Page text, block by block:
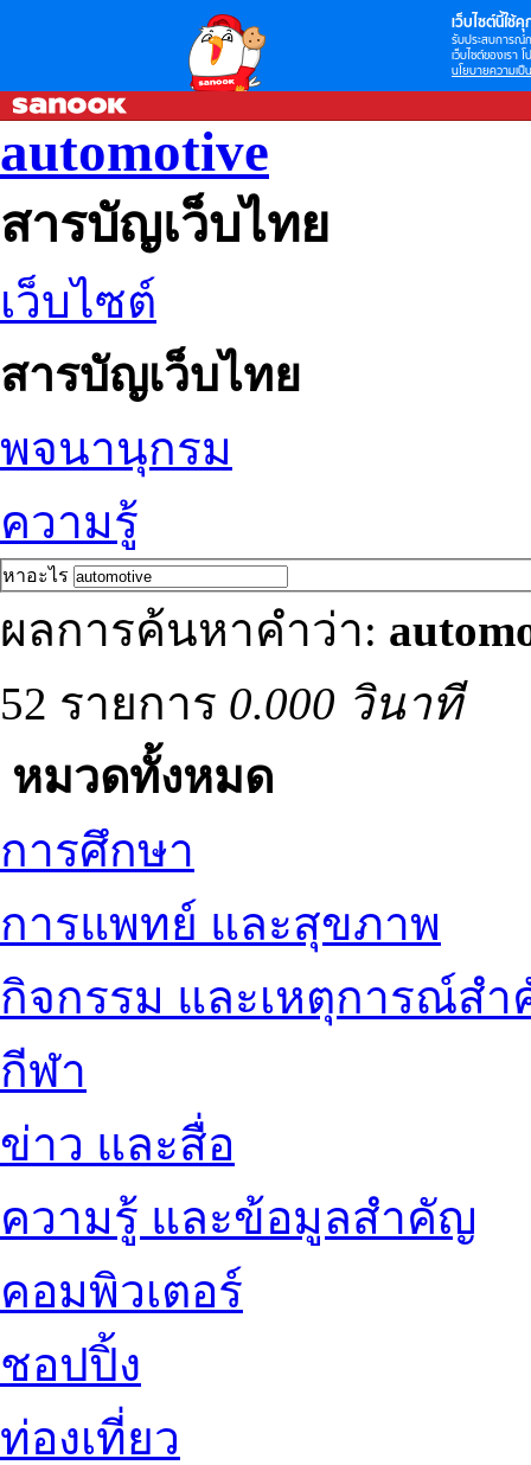
เว็บไซต์นี้ใช้คุ
รับประสบการณ์
เว็บไซต์ของเรา
นโยบายความเป็
automotive
สารบัญเว็บไทย
เว็บไซต์
สารบัญเว็บไทย
พจนานุกรม
ความรู้
หาอะไร
ผลการค้นหาคำว่า:
52 รายการ 0.000 วินาที
หมวดทั้งหมด
การศึกษา
การแพทย์ และสุขภาพ
กิจกรรม และเหตุการณ์ส
กีฬา
ข่าว และสื่อ
ความรู้ และข้อมูลสำคัญ
คอมพิวเตอร์
ชอปปิ้ง
ท่องเที่ยว